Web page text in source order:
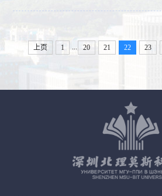
上页 1 ... 20 21 22 23